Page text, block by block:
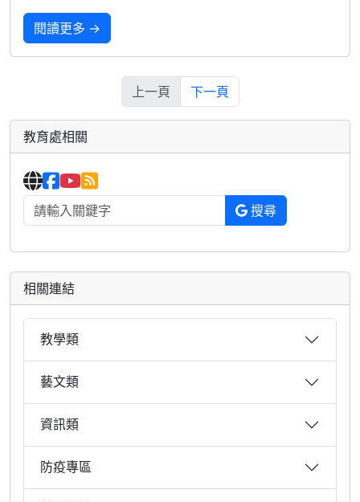
閱讀更多 →
上一頁 下一頁
教育處相關
搜尋
相關連結
教學類
藝文類
資訊類
防疫專區